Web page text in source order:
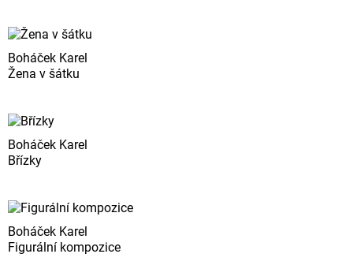
Boháček Karel
Žena v šátku
Boháček Karel
Břízky
Boháček Karel
Figurální kompozice